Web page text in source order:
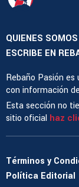
QUIENES SOMOS
ESCRIBE EN
Rebaño Pasión
con información
Esta sección no
sitio oficial haz
Términos y
Política Editorial